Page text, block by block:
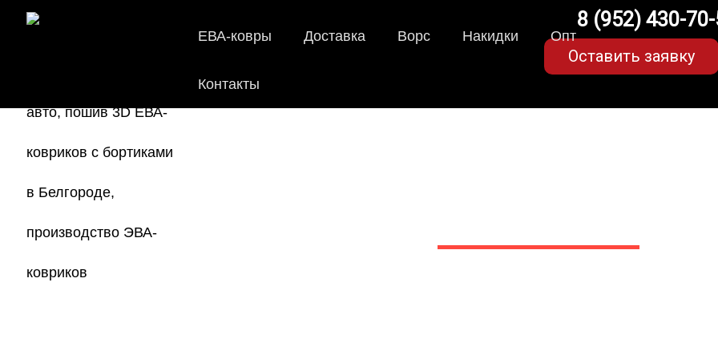
ЕВА-ковры Доставка Ворс Накидки Опт
Контакты
8 (952) 430-
Оставить заявку